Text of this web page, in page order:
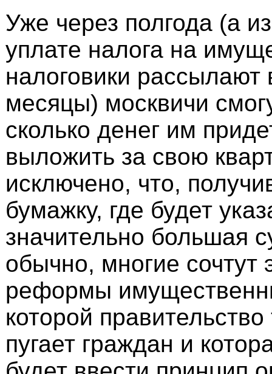
Уже через полгода (а
уплате налога на
налоговики рассылают
месяцы) москвичи
сколько денег им
выложить за свою
исключено, что,
бумажку, где будет
значительно большая
обычно, многие сочтут
реформы
которой правительство
пугает граждан и